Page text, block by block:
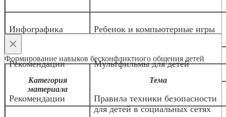
Инфографика Ребенок и компьютерные игры
Рекомендации Мультфильмы для детей
Рекомендации
Правила техники безопасности
для детей в социальных сетях
×
Формирование навыков бесконфликтного общения детей
Категория
материала
Тема